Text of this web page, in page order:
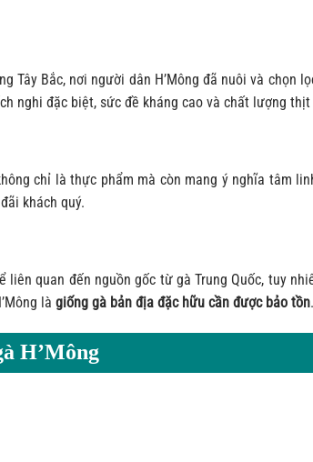
Tây Bắc, nơi người dân H’Mông đã nuôi và chọn
nghi đặc biệt, sức đề kháng cao và chất lượng
chỉ là thực phẩm mà còn mang ý nghĩa tâm
khách quý.
liên quan đến nguồn gốc từ gà Trung Quốc, tuy
là giống gà bản địa đặc hữu cần được bảo tồn.
H’Mông